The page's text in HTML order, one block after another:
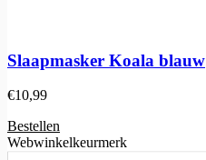
Slaapmasker Koala blauw
€10,99
Bestellen
Webwinkelkeurmerk